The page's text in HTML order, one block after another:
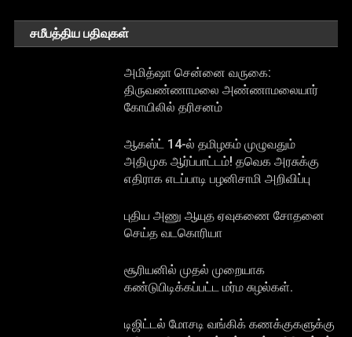
சமீபத்திய பதிவுகள்
அமித்ஷா சென்னை வருகை:
திருவண்ணாமலை அண்ணாமலையார்
கோயிலில் தரிசனம்
ஆகஸ்ட் 14-ல் தமிழகம் முழுவதும்
அதிமுக ஆர்ப்பாட்டம்! தவெக அரசுக்கு
எதிராக எடப்பாடி பழனிசாமி அறிவிப்பு
புதிய அணு ஆயுத ஏவுகணை சோதனை
செய்த வடகொரியா
சூரியனில் முதல் முறையாக
கண்டுபிடிக்கப்பட்ட மர்ம சுழல்கள்.
டிஜிட்டல் மோசடி வங்கிக் கணக்குகளுக்கு